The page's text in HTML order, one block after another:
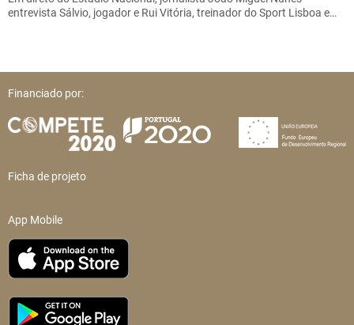
entrevista Sálvio, jogador e Rui Vitória, treinador do Sport Lisboa e…
Financiado por:
Ficha de projeto
App Mobile